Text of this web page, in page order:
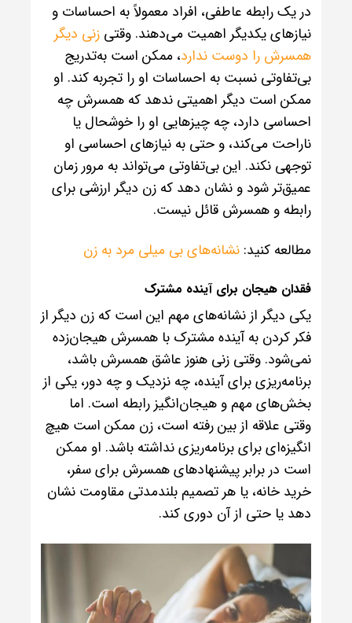
در یک رابطه عاطفی، افراد معمولاً به احساسات و
نیازهای یکدیگر اهمیت می‌دهند. وقتی زنی دیگر
همسرش را دوست ندارد، ممکن است به‌تدریج
بی‌تفاوتی نسبت به احساسات او را تجربه کند. او
ممکن است دیگر اهمیتی ندهد که همسرش چه
احساسی دارد، چه چیزهایی او را خوشحال یا
ناراحت می‌کند، و حتی به نیازهای احساسی او
توجهی نکند. این بی‌تفاوتی می‌تواند به مرور زمان
عمیق‌تر شود و نشان دهد که زن دیگر ارزشی برای
رابطه و همسرش قائل نیست.
مطالعه کنید: نشانه‌های بی میلی مرد به زن
فقدان هیجان برای آینده مشترک
یکی دیگر از نشانه‌های مهم این است که زن دیگر از
فکر کردن به آینده مشترک با همسرش هیجان‌زده
نمی‌شود. وقتی زنی هنوز عاشق همسرش باشد،
برنامه‌ریزی برای آینده، چه نزدیک و چه دور، یکی از
بخش‌های مهم و هیجان‌انگیز رابطه است. اما
وقتی علاقه از بین رفته است، زن ممکن است هیچ
انگیزه‌ای برای برنامه‌ریزی نداشته باشد. او ممکن
است در برابر پیشنهادهای همسرش برای سفر،
خرید خانه، یا هر تصمیم بلندمدتی مقاومت نشان
دهد یا حتی از آن دوری کند.